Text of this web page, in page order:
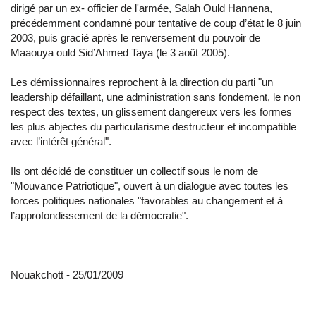
dirigé par un ex- officier de l'armée, Salah Ould Hannena,
précédemment condamné pour tentative de coup d’état le 8 juin
2003, puis gracié après le renversement du pouvoir de
Maaouya ould Sid’Ahmed Taya (le 3 août 2005).
Les démissionnaires reprochent à la direction du parti "un
leadership défaillant, une administration sans fondement, le non
respect des textes, un glissement dangereux vers les formes
les plus abjectes du particularisme destructeur et incompatible
avec l’intérêt général".
Ils ont décidé de constituer un collectif sous le nom de
"Mouvance Patriotique", ouvert à un dialogue avec toutes les
forces politiques nationales "favorables au changement et à
l’approfondissement de la démocratie".
Nouakchott - 25/01/2009